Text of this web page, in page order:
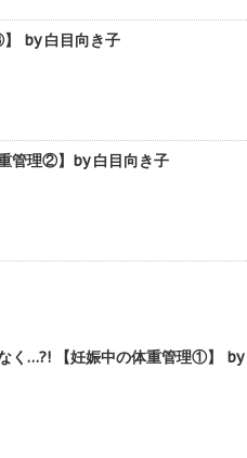
by 白目向き子
管理②】by 白目向き子
く…?! 【妊娠中の体重管理①】 by